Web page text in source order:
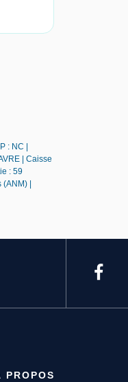
: NC |
| Caisse
: 59
(ANM) |
PROPOS